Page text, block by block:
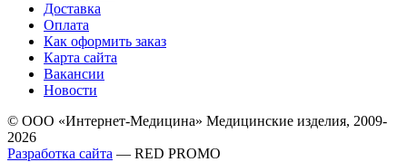
Доставка
Оплата
Как оформить заказ
Карта сайта
Вакансии
Новости
© ООО «Интернет-Медицина» Медицинские изделия, 2009-
2026
Разработка сайта — RED PROMO